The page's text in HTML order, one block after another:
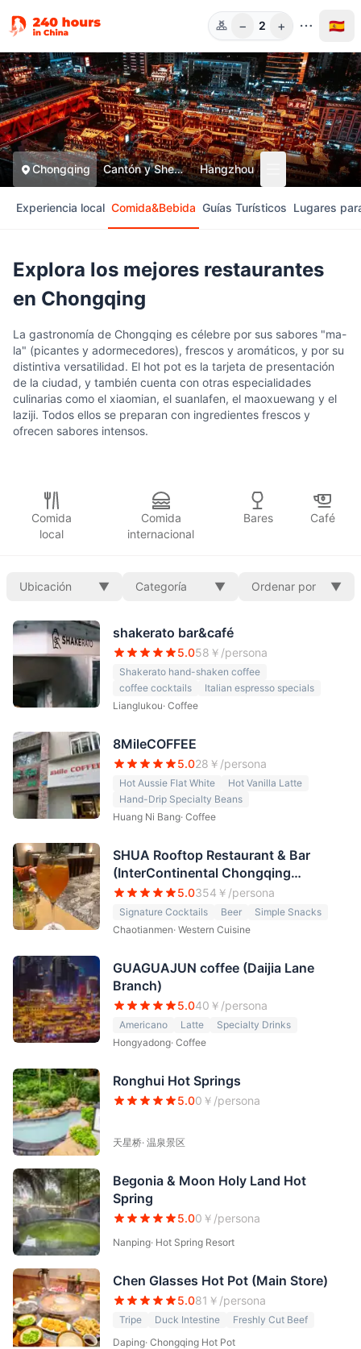
Pers.
− 2 + 🇪🇸
Chongqing Cantón y Shenzhen Hangzhou
Experiencia local Comida&Bebida Guías Turísticos Lugares
Explora los mejores restaurantes
en Chongqing
La gastronomía de Chongqing es célebre por sus sabores "ma-
la" (picantes y adormecedores), frescos y aromáticos, y por su
distintiva versatilidad. El hot pot es la tarjeta de presentación
de la ciudad, y también cuenta con otras especialidades
culinarias como el xiaomian, el suanlafen, el maoxuewang y el
laziji. Todos ellos se preparan con ingredientes frescos y
ofrecen sabores intensos.
Comida
local
Comida
internacional
Bares Café
Ubicación ▼ Categoría ▼ Ordenar por ▼
shakerato bar&café
5.058 ￥/persona
Shakerato hand-shaken coffee
coffee cocktails
Italian espresso specials
Lianglukou· Coffee
8MileCOFFEE
5.028 ￥/persona
Hot Aussie Flat White
Hot Vanilla Latte
Hand-Drip Specialty Beans
Huang Ni Bang· Coffee
SHUA Rooftop Restaurant & Bar
(InterContinental Chongqing
Raffles City)
5.0354 ￥/persona
Signature Cocktails Beer
Simple Snacks
Chaotianmen· Western Cuisine
GUAGUAJUN coffee (Daijia Lane
Branch)
5.040 ￥/persona
Americano Latte
Specialty Drinks
Hongyadong· Coffee
Ronghui Hot Springs
5.00 ￥/persona
天星桥· 温泉景区
Begonia & Moon Holy Land Hot
Spring
5.00 ￥/persona
Nanping· Hot Spring Resort
Chen Glasses Hot Pot (Main Store)
5.081 ￥/persona
Tripe Duck Intestine
Freshly Cut Beef
Daping· Chongqing Hot Pot